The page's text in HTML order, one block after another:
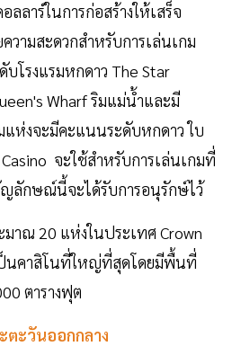
ลาร์ในการก่อสร้างให้เสร็จ
วามสะดวกสำหรับการเล่นเกม
โรงแรมหกดาว The Star
Wharf ริมแม่น้ำและมี
แห่งจะมีคะแนนระดับหกดาว ใบ
จะใช้สำหรับการเล่นเกมที่
ลักษณ์นี้จะได้รับการอนุรักษ์ไว้
าณ 20 แห่งในประเทศ Crown
นคาสิโนที่ใหญ่ที่สุดโดยมีพื้นที่
ตารางฟุต
ตะวันออกกลาง